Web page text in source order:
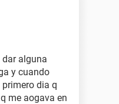
alguna
y cuando
dia q
me aogava en